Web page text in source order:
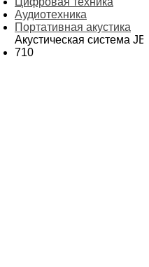
4 Pro
для дронов
Аудиотехника
Портативная акустика
Акустическая система
710